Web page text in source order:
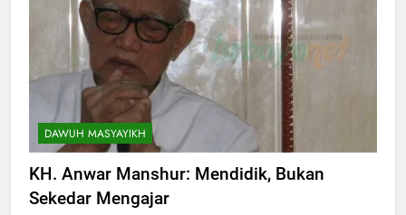
DAWUH MASYAYIKH
KH. Anwar Manshur: Mendidik, Bukan
Sekedar Mengajar